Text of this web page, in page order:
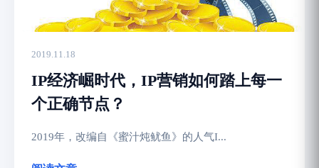
2019.11.18
IP经济崛时代，IP营销如何踏上每一
个正确节点？
2019年，改编自《蜜汁炖鱿鱼》的人气I...